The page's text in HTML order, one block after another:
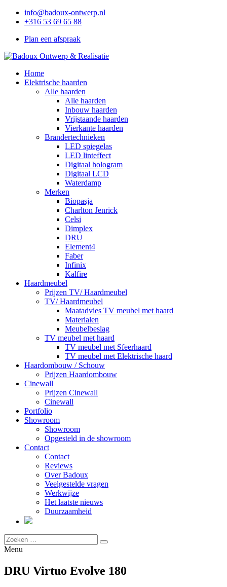
info@badoux-ontwerp.nl
+316 53 69 65 88
Plan een afspraak
Home
Elektrische haarden
Alle haarden
Alle haarden
Inbouw haarden
Vrijstaande haarden
Vierkante haarden
Brandertechnieken
LED spiegelas
LED linteffect
Digitaal hologram
Digitaal LCD
Waterdamp
Merken
Biopasja
Charlton Jenrick
Celsi
Dimplex
DRU
Element4
Faber
Infinix
Kalfire
Haardmeubel
Prijzen TV/ Haardmeubel
TV/ Haardmeubel
Maatadvies TV meubel met haard
Materialen
Meubelbeslag
TV meubel met haard
TV meubel met Sfeerhaard
TV meubel met Elektrische haard
Haardombouw / Schouw
Prijzen Haardombouw
Cinewall
Prijzen Cinewall
Cinewall
Portfolio
Showroom
Showroom
Opgesteld in de showroom
Contact
Contact
Reviews
Over Badoux
Veelgestelde vragen
Werkwijze
Het laatste nieuws
Duurzaamheid
Menu
DRU Virtuo Evolve 180